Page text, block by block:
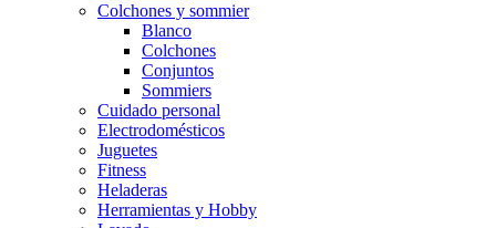
Colchones y sommier
Blanco
Colchones
Conjuntos
Sommiers
Cuidado personal
Electrodomésticos
Juguetes
Fitness
Heladeras
Herramientas y Hobby